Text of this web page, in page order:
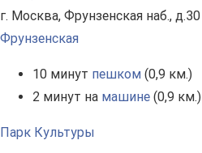
г. Москва, Фрунзенская наб., д.30
Фрунзенская
10 минут пешком (0,9 км.)
2 минут на машине (0,9 км.)
Парк Культуры